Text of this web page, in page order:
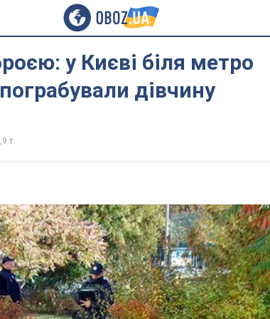
у Києві біля метро
дівчину
т.